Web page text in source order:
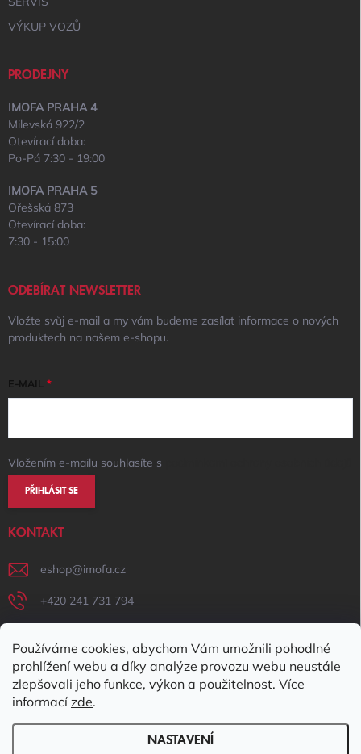
Používáme cookies, abychom Vám umožnili pohodlné
prohlížení webu a díky analýze provozu webu neustále
zlepšovali jeho funkce, výkon a použitelnost. Více
informacízde.
NASTAVENÍ
VÝKUP VOZŮ
PRODEJNY
IMOFA PRAHA 4
Milevská 922/2
Otevírací doba:
Po-Pá 7:30 - 19:00
IMOFA PRAHA 5
Ořešská 873
Otevírací doba:
7:30 - 15:00
ODEBÍRAT NEWSLETTER
Vložte svůj e-mail a my vám budeme zasílat informace o nových
produktech na našem e-shopu.
E-MAIL
Vložením e-mailu souhlasíte s
PŘIHLÁSIT SE
KONTAKT
eshop@imofa.cz
+420 241 731 794
IMOFA Facebook
imofa_s.r.o